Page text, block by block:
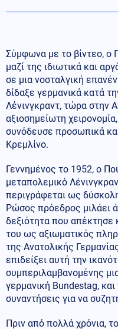
Σύμφωνα με το βίντεο, ο
μαζί της ιδιωτικά και
σε μια νοσταλγική
δίδαξε γερμανικά κατά
Λένινγκραντ, τώρα στην
αξιοσημείωτη
συνόδευσε προσωπικά
Κρεμλίνο.
Γεννημένος το 1952, ο
μεταπολεμικό
περιγράφεται ως
Ρώσος πρόεδρος μιλάει
δεξιότητα που απέκτησε
του ως αξιωματικός
της Ανατολικής
επιδείξει αυτή την
συμπεριλαμβανομένης
γερμανική Bundestag,
συναντήσεις για να
Πριν από πολλά χρόνια,